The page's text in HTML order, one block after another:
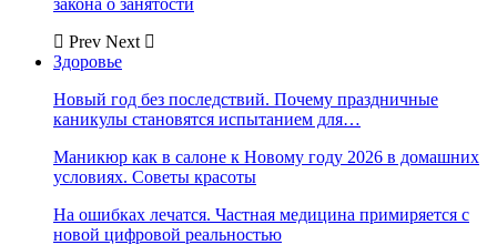
закона о занятости
Prev Next
Здоровье
Новый год без последствий. Почему праздничные
каникулы становятся испытанием для…
Маникюр как в салоне к Новому году 2026 в домашних
условиях. Советы красоты
На ошибках лечатся. Частная медицина примиряется с
новой цифровой реальностью